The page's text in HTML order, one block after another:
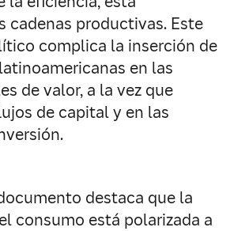
cadenas productivas. Este
complica la inserción de
en las
de valor, a la vez que
de capital y en las
destaca que la
consumo está polarizada a